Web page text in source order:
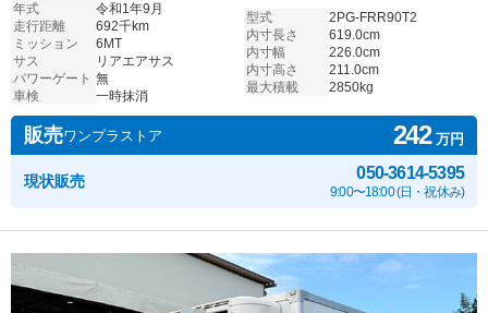
年式
令和1年9月
走行距離
692千km
ミッション
6MT
サス
リアエアサス
パワーゲート 無
車検
一時抹消
型式
2PG-FRR90T2
内寸長さ
619.0cm
内寸幅
226.0cm
内寸高さ
211.0cm
最大積載
2850kg
販売ワンプラストア 242万円
現状販売 050-3614-5395
9:00〜18:00 (日・祝休み)